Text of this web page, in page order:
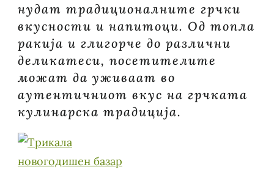
нудат традиционалните грчки
вкусности и напитоци. Од топла
ракија и глигорче до различни
деликатеси, посетителите
можат да уживаат во
аутентичниот вкус на грчката
кулинарска традиција.